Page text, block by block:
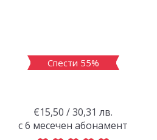
Спести 55%
€15,50 / 30,31 лв.
с 6 месечен абонамент